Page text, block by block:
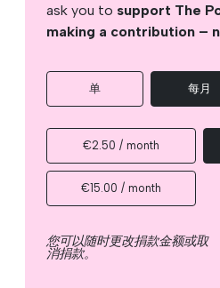
ask you to support The
making a contribution –
单 每月
€2.50 / month
€15.00 / month
您可以随时更改捐款金额或取
消捐款。